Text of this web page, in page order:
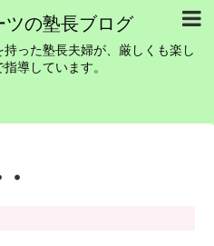
ツの塾長ブログ
った塾長夫婦が、厳しくも楽し
導しています。